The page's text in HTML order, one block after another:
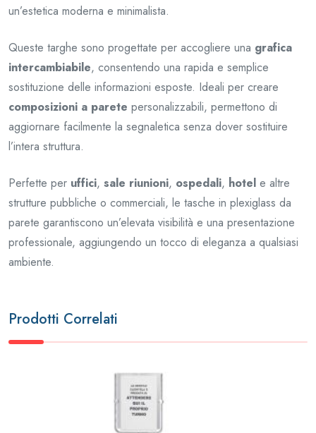
un’estetica moderna e minimalista.
Queste targhe sono progettate per accogliere una grafica
intercambiabile, consentendo una rapida e semplice
sostituzione delle informazioni esposte. Ideali per creare
composizioni a parete personalizzabili, permettono di
aggiornare facilmente la segnaletica senza dover sostituire
l’intera struttura.
Perfette per uffici, sale riunioni, ospedali, hotel e altre
strutture pubbliche o commerciali, le tasche in plexiglass da
parete garantiscono un’elevata visibilità e una presentazione
professionale, aggiungendo un tocco di eleganza a qualsiasi
ambiente.
Prodotti Correlati